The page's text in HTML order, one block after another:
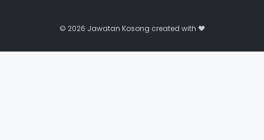
© 2026 Jawatan Kosong created with ❤️️